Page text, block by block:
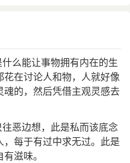
么能让事物拥有内在的生
在讨论人和物，人就好像
的，然后凭借主观灵感去
恶边想，此是私而该底念
每于有过中求无过。此是
滋味。